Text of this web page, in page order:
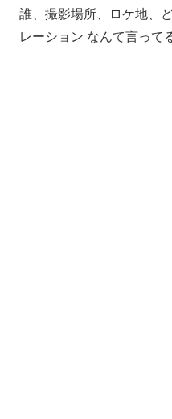
誰、撮影場所、ロケ地、
レーション なんて言って